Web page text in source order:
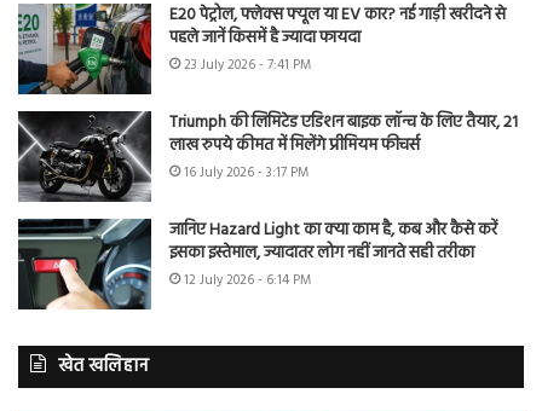
E20 पेट्रोल, फ्लेक्स फ्यूल या EV कार? नई गाड़ी खरीदने से
पहले जानें किसमें है ज्यादा फायदा
23 July 2026 - 7:41 PM
Triumph की लिमिटेड एडिशन बाइक लॉन्च के लिए तैयार, 21
लाख रुपये कीमत में मिलेंगे प्रीमियम फीचर्स
16 July 2026 - 3:17 PM
जानिए Hazard Light का क्या काम है, कब और कैसे करें
इसका इस्तेमाल, ज्यादातर लोग नहीं जानते सही तरीका
12 July 2026 - 6:14 PM
खेत खलिहान